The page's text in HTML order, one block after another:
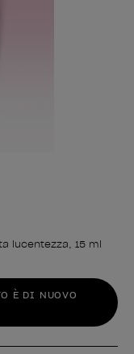
lucentezza, 15 ml
È DI NUOVO